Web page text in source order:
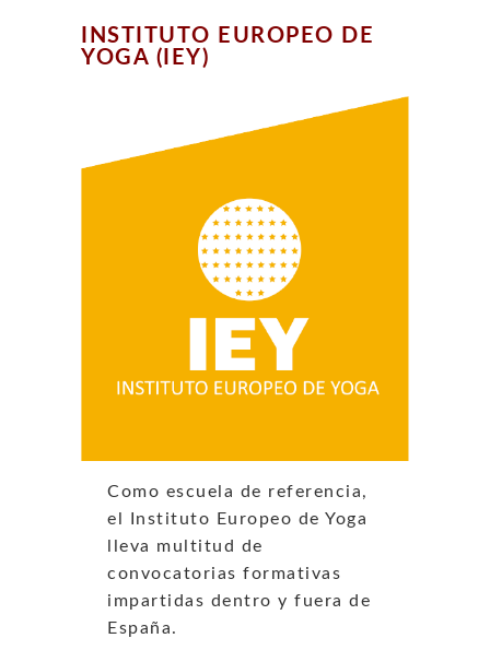
INSTITUTO EUROPEO DE
YOGA (IEY)
Como escuela de referencia,
el Instituto Europeo de Yoga
lleva multitud de
convocatorias formativas
impartidas dentro y fuera de
España.